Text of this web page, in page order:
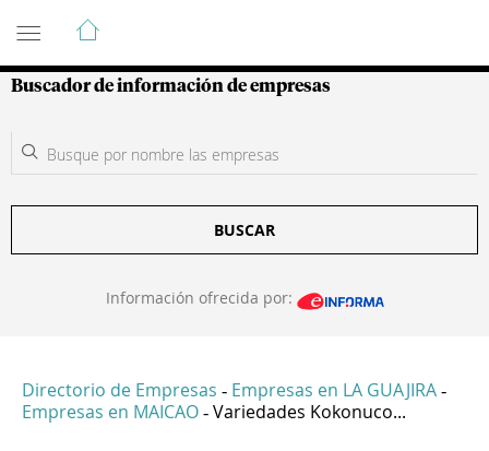
Guía de Empresas Colombianas
Buscador de información de empresas
BUSCAR
Información ofrecida por:
Directorio de Empresas - Empresas en LA GUAJIRA -
Empresas en MAICAO - Variedades Kokonuco...